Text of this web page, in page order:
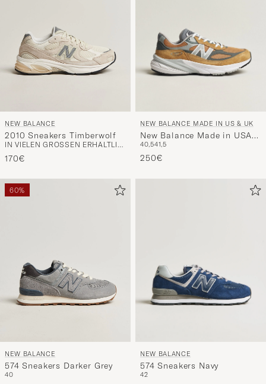
NEW BALANCE
2010 Sneakers Timberwolf
IN VIELEN GRÖSSEN ERHÄLTLICH
170€
NEW BALANCE MADE IN US & UK
New Balance Made in USA
990v6 Workwear/Grey
40,541,5
250€
60%
NEW BALANCE
574 Sneakers Darker Grey
40
NEW BALANCE
574 Sneakers Navy
42